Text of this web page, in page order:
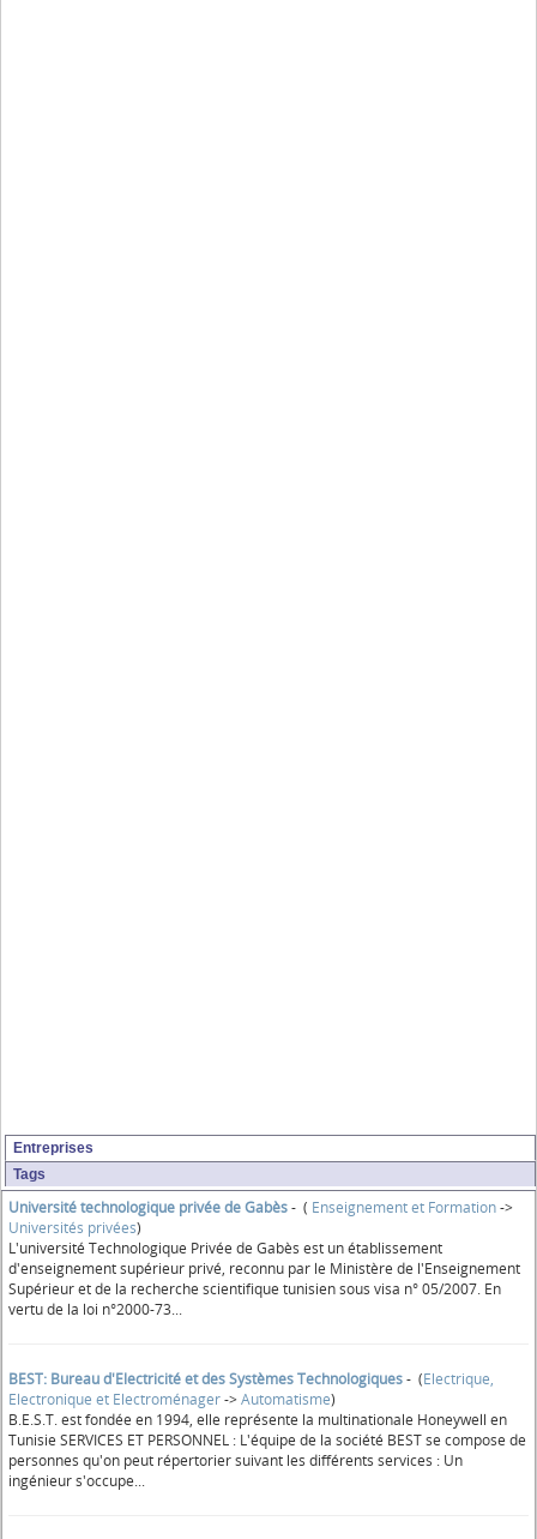
Entreprises
Tags
Université technologique privée de Gabès- ( Enseignement et Formation->
Universités privées)
L'université Technologique Privée de Gabès est un établissement
d'enseignement supérieur privé, reconnu par le Ministère de l'Enseignement
Supérieur et de la recherche scientifique tunisien sous visa n° 05/2007. En
vertu de la loi n°2000-73...
BEST: Bureau d'Electricité et des Systèmes Technologiques- (Electrique,
Electronique et Electroménager->Automatisme)
B.E.S.T. est fondée en 1994, elle représente la multinationale Honeywell en
Tunisie SERVICES ET PERSONNEL : L'équipe de la société BEST se compose de
personnes qu'on peut répertorier suivant les différents services : Un
ingénieur s'occupe...